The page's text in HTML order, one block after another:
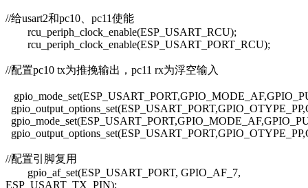
//给usart2和pc10、pc11使能
rcu_periph_clock_enable(ESP_USART_RCU);
rcu_periph_clock_enable(ESP_USART_PORT_RCU);
//配置pc10 tx为推挽输出，pc11 rx为浮空输入
//配置引脚复用
gpio_af_set(ESP_USART_PORT, GPIO_AF_7,
ESP_USART_TX_PIN);